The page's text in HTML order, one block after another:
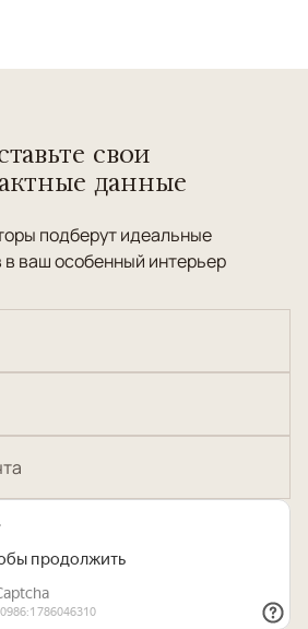
свои
данные
подберут идеальные
в ваш особенный интерьер